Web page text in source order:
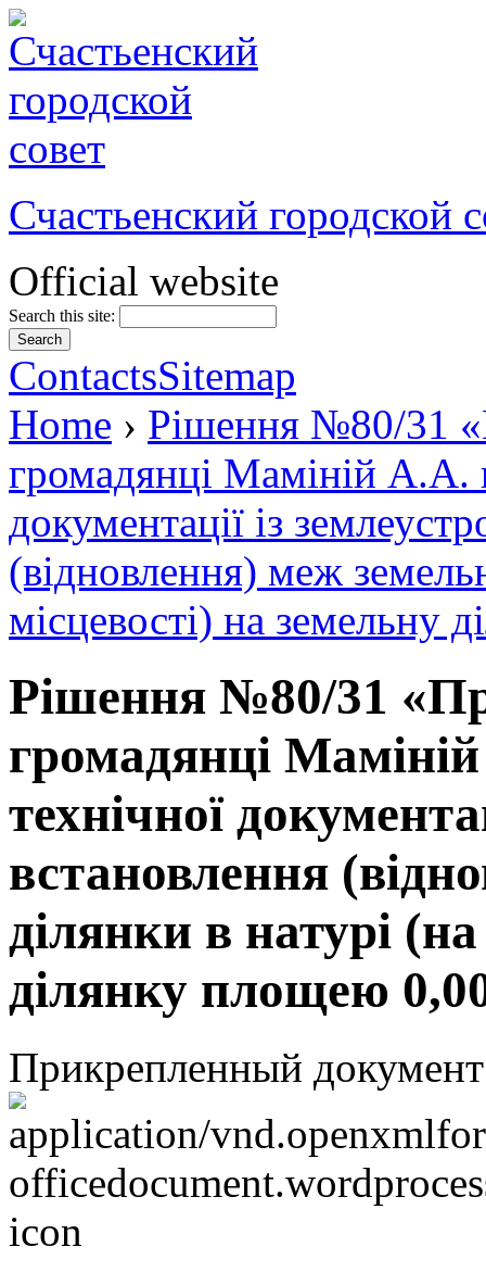
Счастьенский городской
Official website
Search this site:
ContactsSitemap
Home › Рішення №80/31
громадянці Маміній А.А.
документації із
(відновлення) меж
місцевості) на земельну
Рішення №80/31
громадянці
технічної
встановлення
ділянки в натурі
ділянку площею
Прикрепленный